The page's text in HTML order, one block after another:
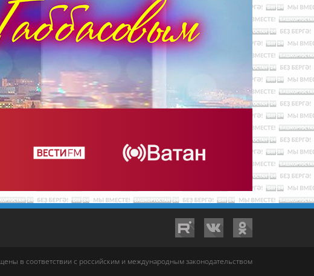
в соответствии с российским и международным законодательством